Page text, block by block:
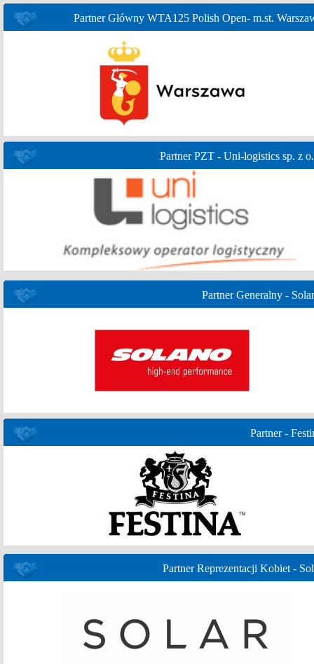
Partner Główny WTA125 Polish Open- m.st.
Partner PZT - Uni-logistics sp. z
Partner Generalny -
Partner -
Partner Reprezentacji Kobiet -